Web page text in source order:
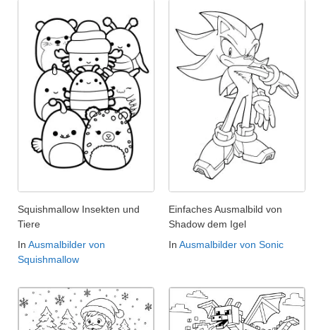
Squishmallow Insekten und
Tiere
In Ausmalbilder von
Squishmallow
Einfaches Ausmalbild von
Shadow dem Igel
In Ausmalbilder von Sonic